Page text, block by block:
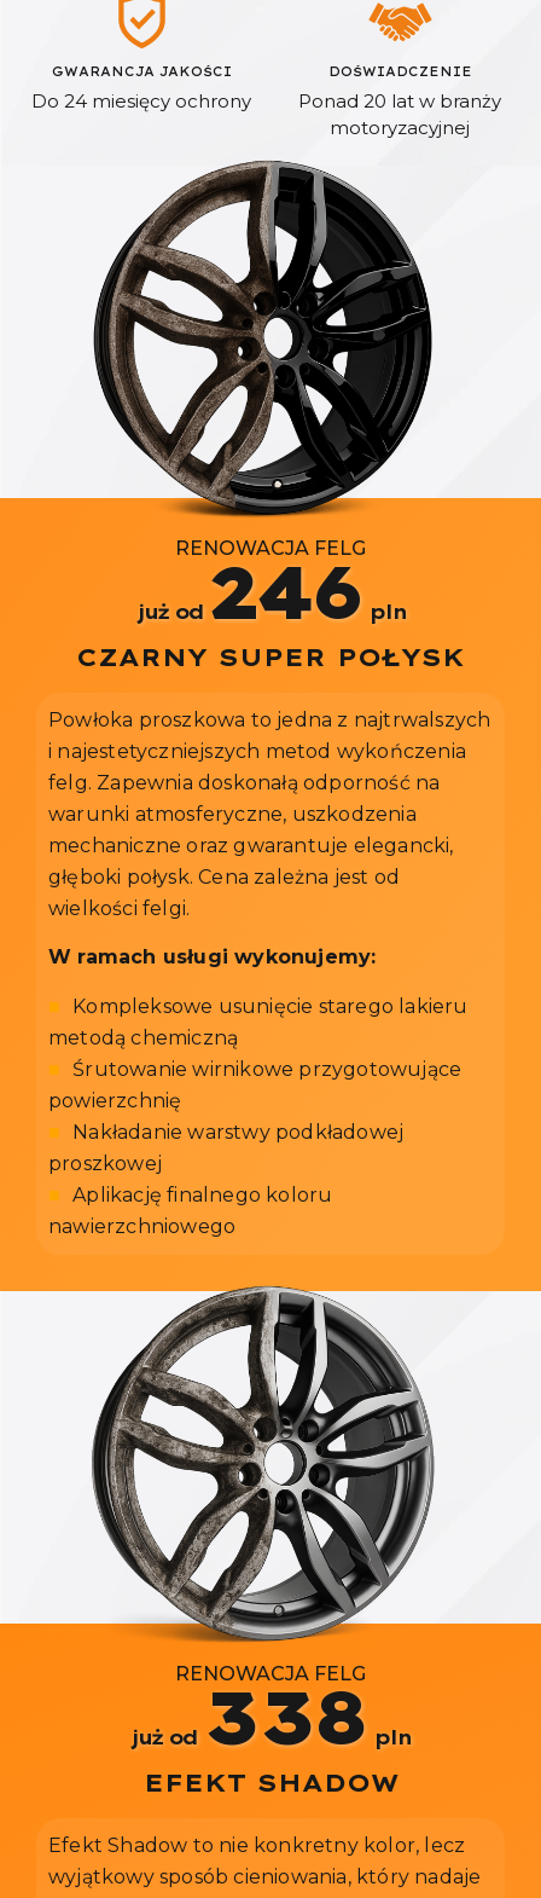
GWARANCJA JAKOŚCI
Do 24 miesięcy ochrony
DOŚWIADCZENIE
Ponad 20 lat w branży
motoryzacyjnej
RENOWACJA FELG
już od 246pln
CZARNY SUPER POŁYSK
Powłoka proszkowa to jedna z najtrwalszych
i najestetyczniejszych metod wykończenia
felg. Zapewnia doskonałą odporność na
warunki atmosferyczne, uszkodzenia
mechaniczne oraz gwarantuje elegancki,
głęboki połysk. Cena zależna jest od
wielkości felgi.
W ramach usługi wykonujemy:
■
Kompleksowe usunięcie starego lakieru
metodą chemiczną
■
Śrutowanie wirnikowe przygotowujące
powierzchnię
■
Nakładanie warstwy podkładowej
proszkowej
■ Aplikację finalnego koloru
nawierzchniowego
RENOWACJA FELG
już od 338 pln
EFEKT SHADOW
Efekt Shadow to nie konkretny kolor, lecz
wyjątkowy sposób cieniowania, który nadaje